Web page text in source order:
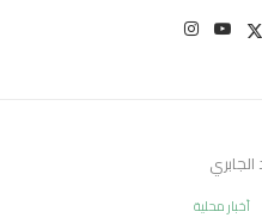
أخبار محلية